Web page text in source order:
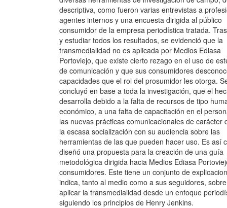
descriptiva, como fueron varias entrevistas a
agentes internos y una encuesta dirigida al público
consumidor de la empresa periodística tratada.
y estudiar todos los resultados, se evidenció que la
transmedialidad no es aplicada por Medios Ediasa
Portoviejo, que existe cierto rezago en el uso de
de comunicación y que sus consumidores
capacidades que el rol del prosumidor les otorga.
concluyó en base a toda la investigación, que el
desarrolla debido a la falta de recursos de tipo
económico, a una falta de capacitación en el
las nuevas prácticas comunicacionales de carácter
la escasa socialización con su audiencia sobre las
herramientas de las que pueden hacer uso. Es así
diseñó una propuesta para la creación de una guía
metodológica dirigida hacia Medios Ediasa
consumidores. Este tiene un conjunto de
indica, tanto al medio como a sus seguidores,
aplicar la transmedialidad desde un enfoque
siguiendo los principios de Henry Jenkins.